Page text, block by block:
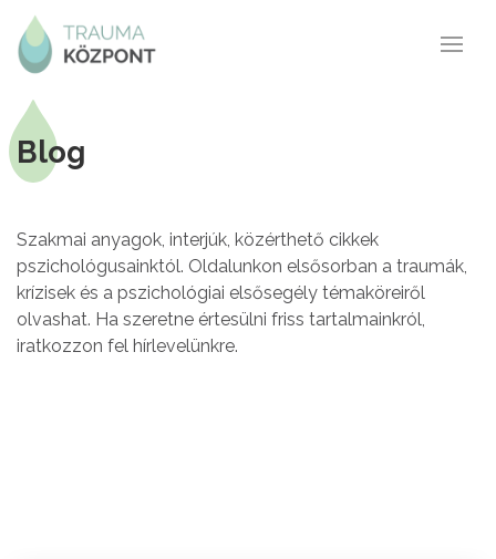
Blog
Szakmai anyagok, interjúk, közérthető cikkek
pszichológusainktól. Oldalunkon elsősorban a traumák,
krízisek és a pszichológiai elsősegély témaköreiről
olvashat. Ha szeretne értesülni friss tartalmainkról,
iratkozzon fel hírlevelünkre.